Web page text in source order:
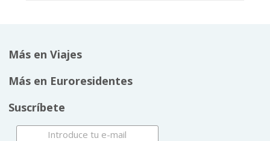
Más en Viajes
Más en Euroresidentes
Suscríbete